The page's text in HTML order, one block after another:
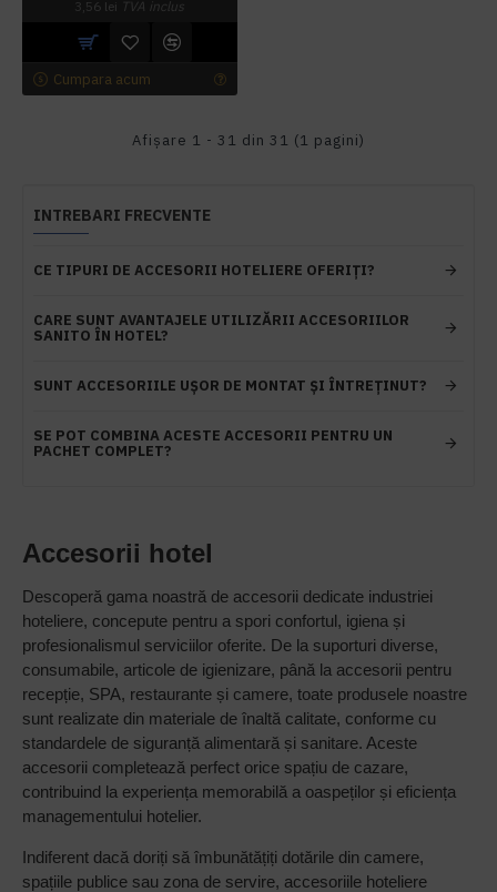
3,56 lei TVA inclus
Cumpara acum
Afişare 1 - 31 din 31 (1 pagini)
INTREBARI FRECVENTE
CE TIPURI DE ACCESORII HOTELIERE OFERIȚI?
CARE SUNT AVANTAJELE UTILIZĂRII ACCESORIILOR
SANITO ÎN HOTEL?
SUNT ACCESORIILE UȘOR DE MONTAT ȘI ÎNTREȚINUT?
SE POT COMBINA ACESTE ACCESORII PENTRU UN
PACHET COMPLET?
Accesorii hotel
Descoperă gama noastră de accesorii dedicate industriei
hoteliere, concepute pentru a spori confortul, igiena și
profesionalismul serviciilor oferite. De la suporturi diverse,
consumabile, articole de igienizare, până la accesorii pentru
recepție, SPA, restaurante și camere, toate produsele noastre
sunt realizate din materiale de înaltă calitate, conforme cu
standardele de siguranță alimentară și sanitare. Aceste
accesorii completează perfect orice spațiu de cazare,
contribuind la experiența memorabilă a oaspeților și eficiența
managementului hotelier.
Indiferent dacă doriți să îmbunătățiți dotările din camere,
spațiile publice sau zona de servire, accesoriile hoteliere